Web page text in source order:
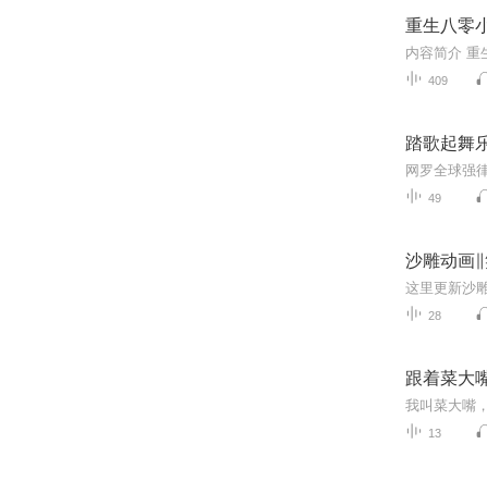
重生八零
409
踏歌起舞
网罗全球强
49
沙雕动画
这里更新沙
28
跟着菜大
我叫菜大嘴
13